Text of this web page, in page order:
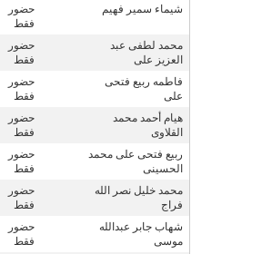
شيماء سمير فهيم
حضور
فقط
محمد لطفى عبد
العزيز على
حضور
فقط
فاطمه ربيع فتحى
على
حضور
فقط
هيام أحمد محمد
القلاوى
حضور
فقط
ربيع فتحى على محمد
الحسينى
حضور
فقط
محمد خليل نصر الله
فراج
حضور
فقط
شهاب جابر عبدالله
موسى
حضور
فقط